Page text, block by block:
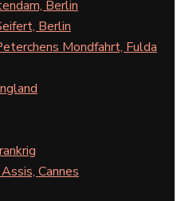
Berlin
Berlin
Mondfahrt, Fulda
Cannes